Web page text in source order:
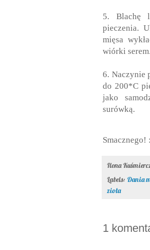
5. Blachę
pieczenia.
mięsa
wiórki
6. Naczynie
do 200*C
jako
surówką.
Smacznego!
Ilona
Labels: Dania
zioła
1